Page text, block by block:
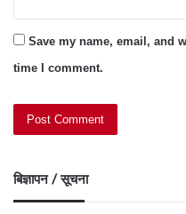
Save my name, email, and
time I comment.
बिज्ञापन / सूचना